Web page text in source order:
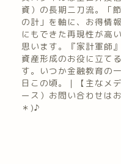
資）の長期二刀流。「
の計」を軸に、お得情
にもできた再現性が高
思います。『家計軍師
資産形成のお役に立て
す。いつか金融教育の
日この頃。｜【主なメ
ース）お問い合わせは
＊)♪